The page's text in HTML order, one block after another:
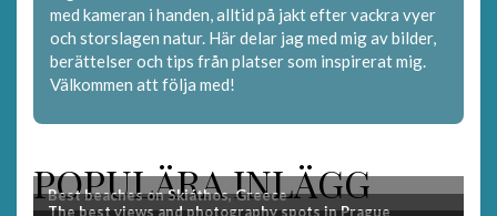
med kameran i handen, alltid på jakt efter vackra vyer
och storslagen natur. Här delar jag med mig av bilder,
berättelser och tips från platser som inspirerat mig.
Välkommen att följa med!
POPULÄRA INLÄGG